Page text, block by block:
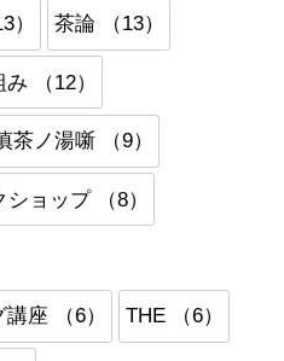
） 茶論 （13）
（12）
茶ノ湯噺 （9）
ショップ （8）
座 （6） THE （6）